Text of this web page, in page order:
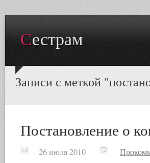
Сестрам
Записи с меткой
Постановление о
26 июля 2010